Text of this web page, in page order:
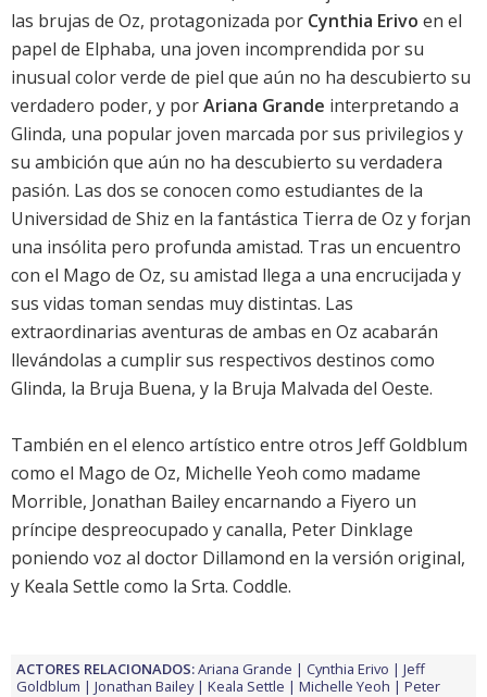
las brujas de Oz, protagonizada por Cynthia Erivo en el
papel de Elphaba, una joven incomprendida por su
inusual color verde de piel que aún no ha descubierto su
verdadero poder, y porAriana Grande interpretando a
Glinda, una popular joven marcada por sus privilegios y
su ambición que aún no ha descubierto su verdadera
pasión. Las dos se conocen como estudiantes de la
Universidad de Shiz en la fantástica Tierra de Oz y forjan
una insólita pero profunda amistad. Tras un encuentro
con el Mago de Oz, su amistad llega a una encrucijada y
sus vidas toman sendas muy distintas. Las
extraordinarias aventuras de ambas en Oz acabarán
llevándolas a cumplir sus respectivos destinos como
Glinda, la Bruja Buena, y la Bruja Malvada del Oeste.
También en el elenco artístico entre otros Jeff Goldblum
como el Mago de Oz, Michelle Yeoh como madame
Morrible, Jonathan Baileyencarnando a Fiyero un
príncipe despreocupado y canalla, Peter Dinklage
poniendo voz al doctor Dillamond en la versión original,
y Keala Settle como la Srta. Coddle.
ACTORES RELACIONADOS:Ariana Grande Cynthia Erivo
Jeff
Goldblum
Jonathan Bailey Keala Settle Michelle Yeoh
Peter